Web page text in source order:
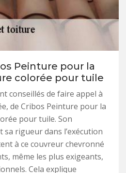
Peinture pour la
colorée pour tuile
conseillés de faire appel à
de Cribos Peinture pour la
pour tuile. Son
rigueur dans l’exécution
à ce couvreur chevronné
même les plus exigeants,
Cela explique